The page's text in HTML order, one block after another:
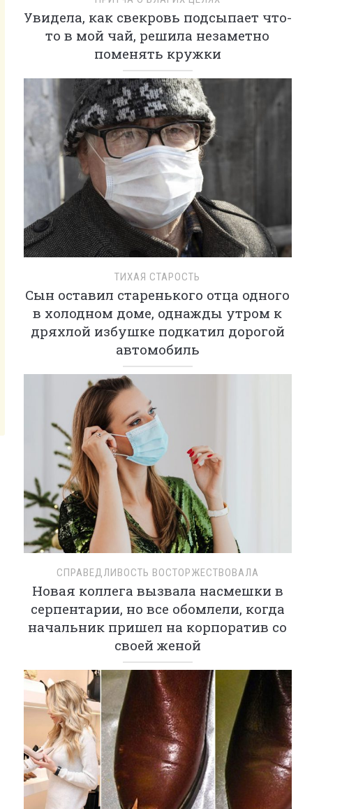
Увидела, как свекровь подсыпает что-
то в мой чай, решила незаметно
поменять кружки
ТИХАЯ СТАРОСТЬ
Сын оставил старенького отца одного
в холодном доме, однажды утром к
дряхлой избушке подкатил дорогой
автомобиль
СПРАВЕДЛИВОСТЬ ВОСТОРЖЕСТВОВАЛА
Новая коллега вызвала насмешки в
серпентарии, но все обомлели, когда
начальник пришел на корпоратив со
своей женой